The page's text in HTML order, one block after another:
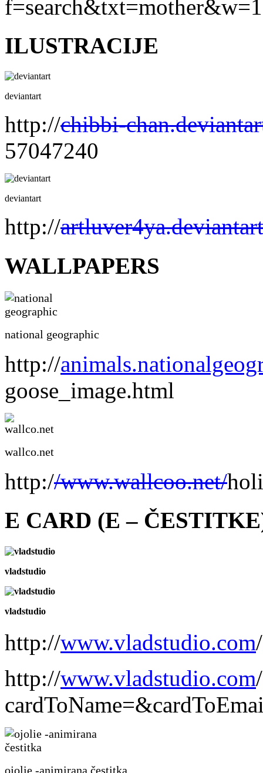
ILUSTRACIJE
deviantart
http://chibbi-
57047240
deviantart
http://
WALLPAPERS
national geographic
http://
goose_image.html
wallco.net
http://www.wallcoo.net/
E CARD (E –
vladstudio
vladstudio
http://www.vladstudio.com
http://www.vladstudio.com
ojolie -animirana čestitka